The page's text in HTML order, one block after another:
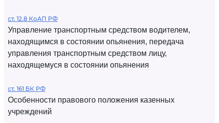
ст. 12.8 КоАП РФ
Управление транспортным средством водителем,
находящимся в состоянии опьянения, передача
управления транспортным средством лицу,
находящемуся в состоянии опьянения
ст. 161 БК РФ
Особенности правового положения казенных
учреждений